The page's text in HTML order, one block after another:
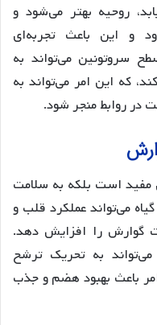
روحیه بهتر می‌شود و
و این باعث تجربه‌ای
سروتونین می‌تواند به
که این امر می‌تواند به
در روابط منجر شود.
مفید است بلکه به سلامت
می‌تواند عملکرد قلب و
گوارش را افزایش دهد.
به تحریک ترشح
باعث بهبود هضم و جذب